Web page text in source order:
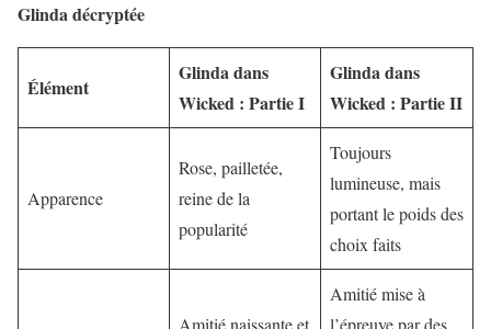
Glinda décryptée
Élément
Glinda dans
Wicked : Partie I
Glinda dans
Wicked : Partie II
Apparence
Rose, pailletée,
reine de la
popularité
Toujours
lumineuse, mais
portant le poids des
choix faits
Amitié mise à